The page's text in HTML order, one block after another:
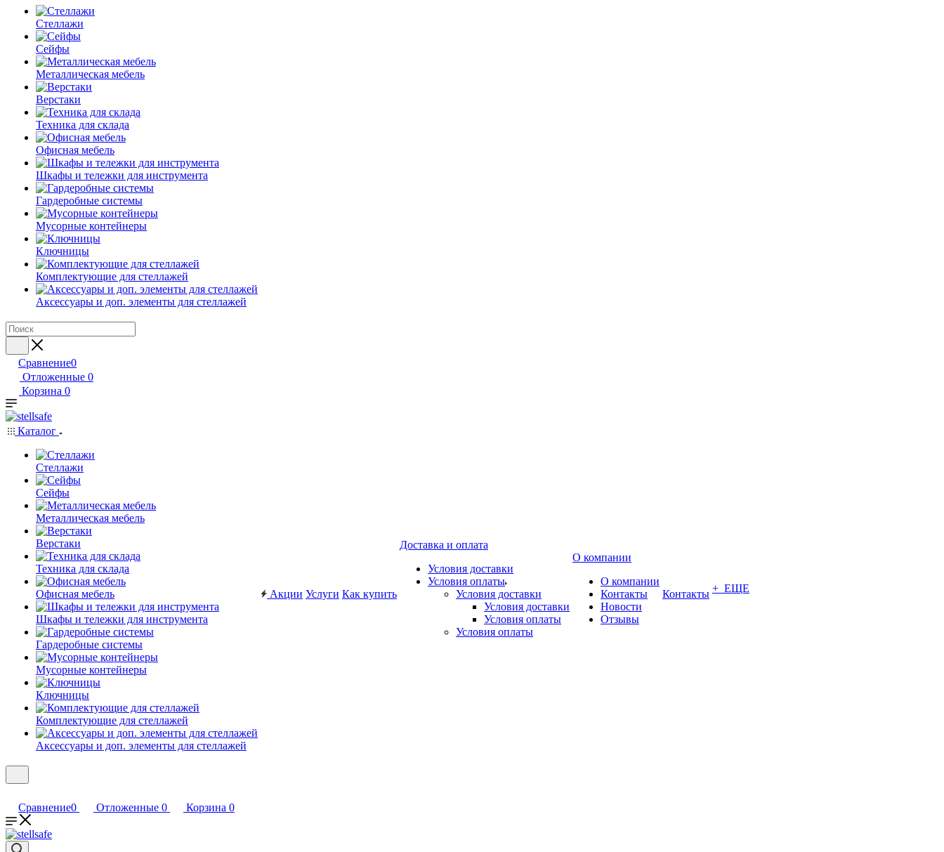
Стеллажи
Сейфы
Металлическая мебель
Верстаки
Техника для склада
Офисная мебель
Шкафы и тележки для инструмента
Гардеробные системы
Мусорные контейнеры
Ключницы
Комплектующие для стеллажей
Аксессуары и доп. элементы для стеллажей
Сравнение0
Отложенные 0
Корзина 0
Каталог
Стеллажи
Сейфы
Металлическая мебель
Верстаки
Техника для склада
Офисная мебель
Шкафы и тележки для инструмента
Гардеробные системы
Мусорные контейнеры
Ключницы
Комплектующие для стеллажей
Аксессуары и доп. элементы для стеллажей
Акции Услуги Как купить
Доставка и оплата
Условия доставки
Условия оплаты
Условия доставки
Условия доставки
Условия оплаты
Условия оплаты
О компании
О компании
Контакты
Новости
Отзывы
Контакты + ЕЩЕ
Сравнение0 Отложенные 0 Корзина 0